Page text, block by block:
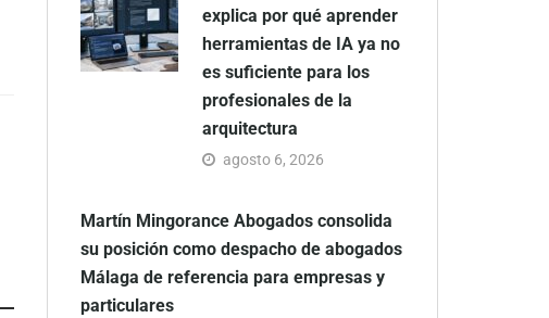
explica por qué aprender
herramientas de IA ya no
es suficiente para los
profesionales de la
arquitectura
agosto 6, 2026
Martín Mingorance Abogados consolida
su posición como despacho de abogados
Málaga de referencia para empresas y
particulares